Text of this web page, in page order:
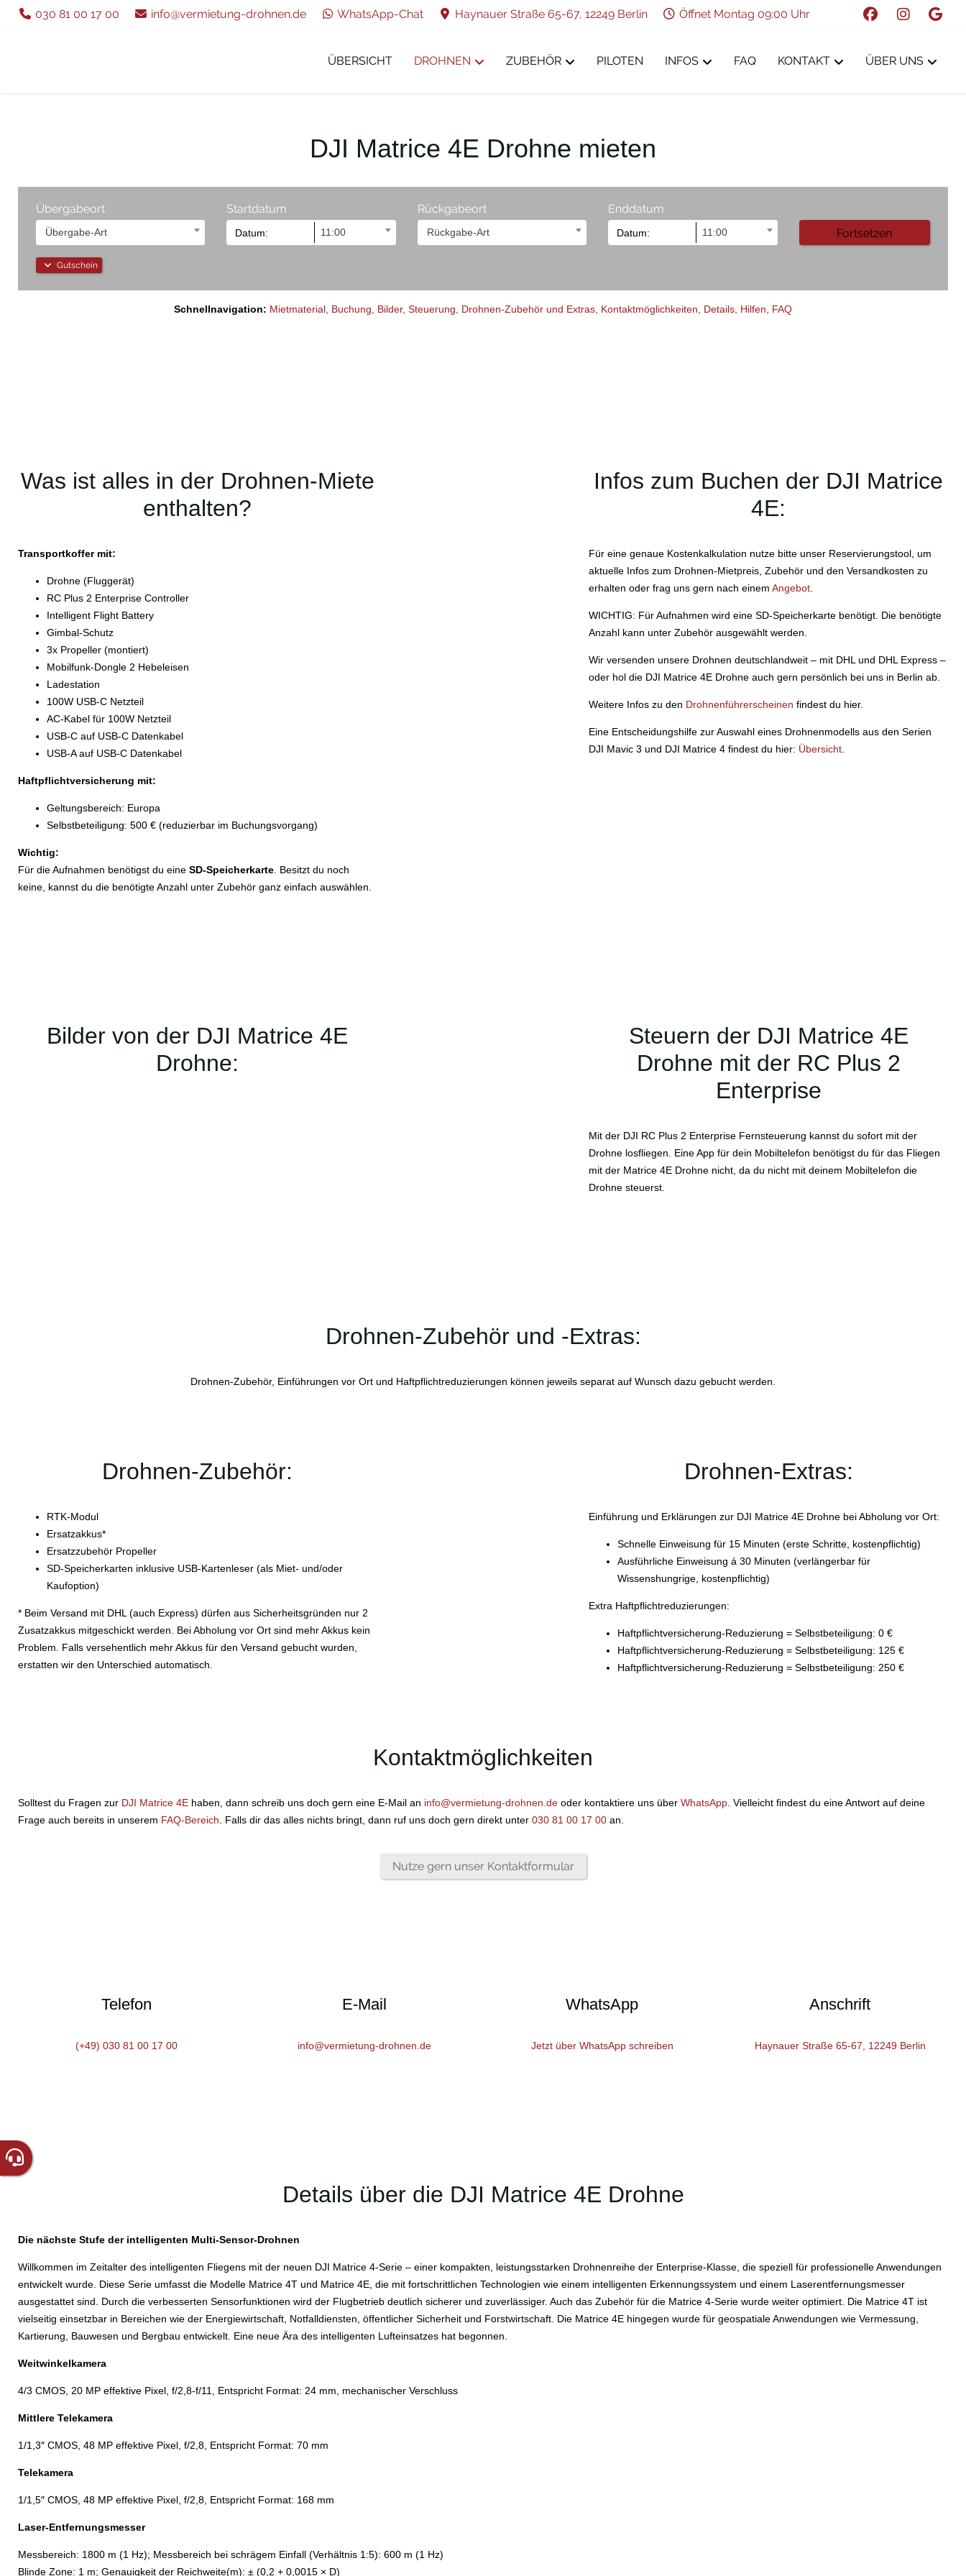
030 81 00 17 00 info@vermietung-drohnen.de WhatsApp-Chat Haynauer Straße 65-67, 12249 Berlin Öffnet Montag 09:00 Uhr
ÜBERSICHT DROHNEN ZUBEHÖR PILOTEN INFOS FAQ KONTAKT ÜBER UNS
DJI Matrice 4E Drohne mieten
Übergabeort
Übergabe-Art
Startdatum
11:00
Rückgabeort
Rückgabe-Art
Enddatum
11:00
Gutschein
Schnellnavigation: Mietmaterial, Buchung, Bilder, Steuerung, Drohnen-Zubehör und Extras, Kontaktmöglichkeiten, Details, Hilfen, FAQ
Was ist alles in der Drohnen-Miete
enthalten?
Transportkoffer mit:
Drohne (Fluggerät)
RC Plus 2 Enterprise Controller
Intelligent Flight Battery
Gimbal-Schutz
3x Propeller (montiert)
Mobilfunk-Dongle 2 Hebeleisen
Ladestation
100W USB-C Netzteil
AC-Kabel für 100W Netzteil
USB-C auf USB-C Datenkabel
USB-A auf USB-C Datenkabel
Haftpflichtversicherung mit:
Geltungsbereich: Europa
Selbstbeteiligung: 500 € (reduzierbar im Buchungsvorgang)
Wichtig:
Für die Aufnahmen benötigst du eine SD-Speicherkarte. Besitzt du noch
keine, kannst du die benötigte Anzahl unter Zubehör ganz einfach auswählen.
Infos zum Buchen der DJI Matrice
4E:
Für eine genaue Kostenkalkulation nutze bitte unser Reservierungstool, um
aktuelle Infos zum Drohnen-Mietpreis, Zubehör und den Versandkosten zu
erhalten oder frag uns gern nach einemAngebot.
WICHTIG: Für Aufnahmen wird eine SD-Speicherkarte benötigt. Die benötigte
Anzahl kann unter Zubehör ausgewählt werden.
Wir versenden unsere Drohnen deutschlandweit – mit DHL und DHL Express –
oder hol die DJI Matrice 4E Drohne auch gern persönlich bei uns in Berlin ab.
Weitere Infos zu den Drohnenführerscheinen findest du hier.
Eine Entscheidungshilfe zur Auswahl eines Drohnenmodells aus den Serien
DJI Mavic 3 und DJI Matrice 4 findest du hier: Übersicht.
Bilder von der DJI Matrice 4E
Drohne:
Steuern der DJI Matrice 4E
Drohne mit der RC Plus 2
Enterprise
Mit der DJI RC Plus 2 Enterprise Fernsteuerung kannst du sofort mit der
Drohne losfliegen. Eine App für dein Mobiltelefon benötigst du für das Fliegen
mit der Matrice 4E Drohne nicht, da du nicht mit deinem Mobiltelefon die
Drohne steuerst.
Drohnen-Zubehör und -Extras:
Drohnen-Zubehör, Einführungen vor Ort und Haftpflichtreduzierungen können jeweils separat auf Wunsch dazu gebucht werden.
Drohnen-Zubehör:
RTK-Modul
Ersatzakkus*
Ersatzzubehör Propeller
SD-Speicherkarten inklusive USB-Kartenleser (als Miet- und/oder
Kaufoption)
* Beim Versand mit DHL (auch Express) dürfen aus Sicherheitsgründen nur 2
Zusatzakkus mitgeschickt werden. Bei Abholung vor Ort sind mehr Akkus kein
Problem. Falls versehentlich mehr Akkus für den Versand gebucht wurden,
erstatten wir den Unterschied automatisch.
Drohnen-Extras:
Einführung und Erklärungen zur DJI Matrice 4E Drohne bei Abholung vor Ort:
Schnelle Einweisung für 15 Minuten (erste Schritte, kostenpflichtig)
Ausführliche Einweisung á 30 Minuten (verlängerbar für
Wissenshungrige, kostenpflichtig)
Extra Haftpflichtreduzierungen:
Haftpflichtversicherung-Reduzierung = Selbstbeteiligung: 0 €
Haftpflichtversicherung-Reduzierung = Selbstbeteiligung: 125 €
Haftpflichtversicherung-Reduzierung = Selbstbeteiligung: 250 €
Kontaktmöglichkeiten
Solltest du Fragen zur DJI Matrice 4E haben, dann schreib uns doch gern eine E-Mail an info@vermietung-drohnen.de oder kontaktiere uns über WhatsApp . Vielleicht findest du eine Antwort auf deine
Frage auch bereits in unserem FAQ-Bereich . Falls dir das alles nichts bringt, dann ruf uns doch gern direkt unter 030 81 00 17 00 an.
Nutze gern unser Kontaktformular
Telefon
(+49) 030 81 00 17 00
E-Mail
info@vermietung-drohnen.de
WhatsApp
Jetzt über WhatsApp schreiben
Anschrift
Haynauer Straße 65-67, 12249 Berlin
Details über die DJI Matrice 4E Drohne
Die nächste Stufe der intelligenten Multi-Sensor-Drohnen
Willkommen im Zeitalter des intelligenten Fliegens mit der neuen DJI Matrice 4-Serie – einer kompakten, leistungsstarken Drohnenreihe der Enterprise-Klasse, die speziell für professionelle Anwendungen
entwickelt wurde. Diese Serie umfasst die Modelle Matrice 4T und Matrice 4E, die mit fortschrittlichen Technologien wie einem intelligenten Erkennungssystem und einem Laserentfernungsmesser
ausgestattet sind. Durch die verbesserten Sensorfunktionen wird der Flugbetrieb deutlich sicherer und zuverlässiger. Auch das Zubehör für die Matrice 4-Serie wurde weiter optimiert. Die Matrice 4T ist
vielseitig einsetzbar in Bereichen wie der Energiewirtschaft, Notfalldiensten, öffentlicher Sicherheit und Forstwirtschaft. Die Matrice 4E hingegen wurde für geospatiale Anwendungen wie Vermessung,
Kartierung, Bauwesen und Bergbau entwickelt. Eine neue Ära des intelligenten Lufteinsatzes hat begonnen.
Weitwinkelkamera
4/3 CMOS, 20 MP effektive Pixel, f/2,8-f/11, Entspricht Format: 24 mm, mechanischer Verschluss
Mittlere Telekamera
1/1,3″ CMOS, 48 MP effektive Pixel, f/2,8, Entspricht Format: 70 mm
Telekamera
1/1,5″ CMOS, 48 MP effektive Pixel, f/2,8, Entspricht Format: 168 mm
Laser-Entfernungsmesser
Messbereich: 1800 m (1 Hz); Messbereich bei schrägem Einfall (Verhältnis 1:5): 600 m (1 Hz)
Blinde Zone: 1 m; Genauigkeit der Reichweite(m): ± (0,2 + 0,0015 × D)